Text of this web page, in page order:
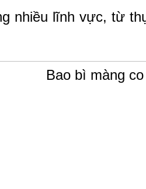
nhiều lĩnh vực, từ